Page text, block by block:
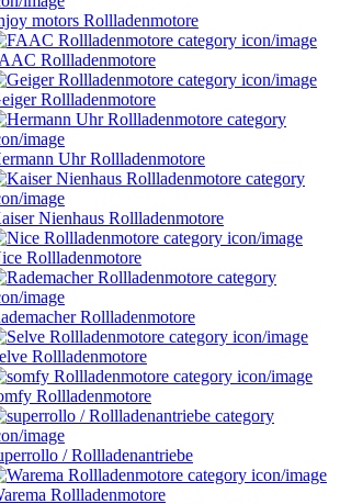
motors Rollladenmotore
Rollladenmotore
Rollladenmotore
Uhr Rollladenmotore
Nienhaus Rollladenmotore
Rollladenmotore
Rollladenmotore
Rollladenmotore
Rollladenmotore
/ Rollladenantriebe
Rollladenmotore